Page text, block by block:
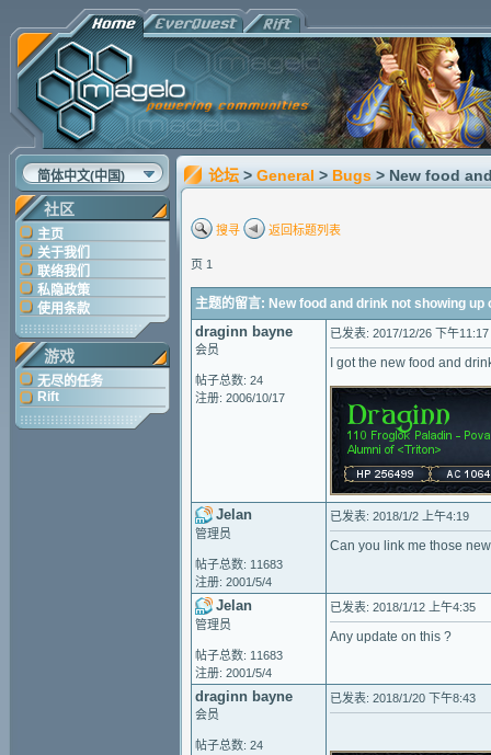
简体中文(中国)
社区
主页
关于我们
联络我们
私隐政策
使用条款
游戏
无尽的任务
Rift
论坛 > General > Bugs > New food
搜寻 返回标题列表
页 1
主题的留言: New food and drink not showing up
draginn bayne
会员
帖子总数: 24
注册: 2006/10/17
已发表: 2017/12/26 下午11:17
I got the new food and
Jelan
管理员
帖子总数: 11683
注册: 2001/5/4
已发表: 2018/1/2 上午4:19
Can you link me those
Jelan
管理员
帖子总数: 11683
注册: 2001/5/4
已发表: 2018/1/12 上午4:35
Any update on this ?
draginn bayne
会员
帖子总数: 24
已发表: 2018/1/20 下午8:43